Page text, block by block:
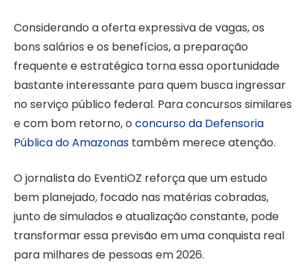
Considerando a oferta expressiva de vagas, os
bons salários e os benefícios, a preparação
frequente e estratégica torna essa oportunidade
bastante interessante para quem busca ingressar
no serviço público federal. Para concursos similares
e com bom retorno, o concurso da Defensoria
Pública do Amazonas também merece atenção.
O jornalista do EventiOZ reforça que um estudo
bem planejado, focado nas matérias cobradas,
junto de simulados e atualização constante, pode
transformar essa previsão em uma conquista real
para milhares de pessoas em 2026.